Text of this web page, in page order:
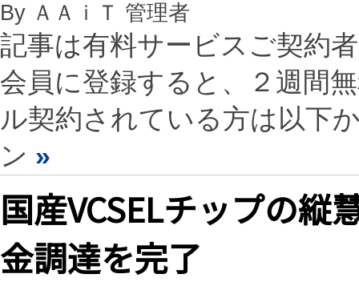
By ＡＡｉＴ 管理者
記事は有料サービスご契約
会員に登録すると、２週間
ル契約されている方は以下
ン »
国産VCSELチップの縦
金調達を完了